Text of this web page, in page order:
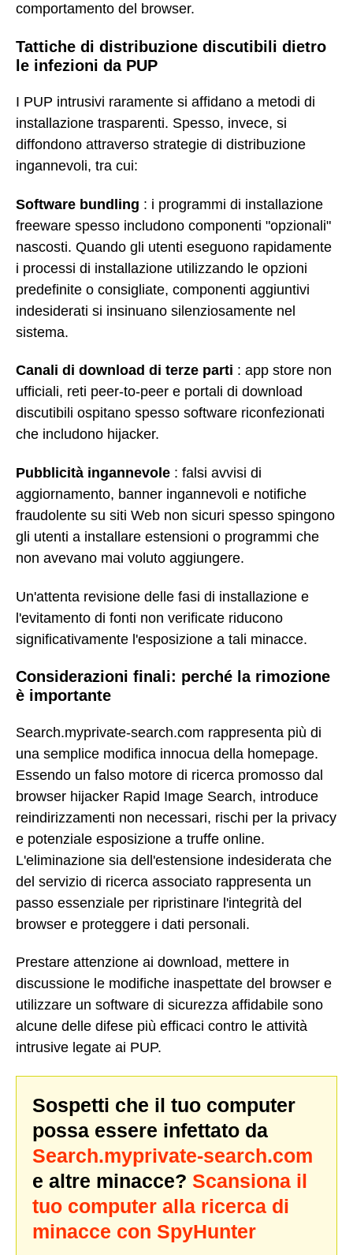
comportamento del browser.
Tattiche di distribuzione discutibili dietro
le infezioni da PUP
I PUP intrusivi raramente si affidano a metodi di
installazione trasparenti. Spesso, invece, si
diffondono attraverso strategie di distribuzione
ingannevoli, tra cui:
Software bundling : i programmi di installazione
freeware spesso includono componenti "opzionali"
nascosti. Quando gli utenti eseguono rapidamente
i processi di installazione utilizzando le opzioni
predefinite o consigliate, componenti aggiuntivi
indesiderati si insinuano silenziosamente nel
sistema.
Canali di download di terze parti : app store non
ufficiali, reti peer-to-peer e portali di download
discutibili ospitano spesso software riconfezionati
che includono hijacker.
Pubblicità ingannevole : falsi avvisi di
aggiornamento, banner ingannevoli e notifiche
fraudolente su siti Web non sicuri spesso spingono
gli utenti a installare estensioni o programmi che
non avevano mai voluto aggiungere.
Un'attenta revisione delle fasi di installazione e
l'evitamento di fonti non verificate riducono
significativamente l'esposizione a tali minacce.
Considerazioni finali: perché la rimozione
è importante
Search.myprivate-search.com rappresenta più di
una semplice modifica innocua della homepage.
Essendo un falso motore di ricerca promosso dal
browser hijacker Rapid Image Search, introduce
reindirizzamenti non necessari, rischi per la privacy
e potenziale esposizione a truffe online.
L'eliminazione sia dell'estensione indesiderata che
del servizio di ricerca associato rappresenta un
passo essenziale per ripristinare l'integrità del
browser e proteggere i dati personali.
Prestare attenzione ai download, mettere in
discussione le modifiche inaspettate del browser e
utilizzare un software di sicurezza affidabile sono
alcune delle difese più efficaci contro le attività
intrusive legate ai PUP.
Sospetti che il tuo computer
possa essere infettato da
Search.myprivate-search.com
e altre minacce? Scansiona il
tuo computer alla ricerca di
minacce con SpyHunter